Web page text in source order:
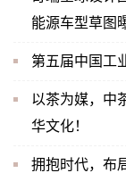
能源车型草图
第五届中国工
以茶为媒，中
华文化！
拥抱时代，布